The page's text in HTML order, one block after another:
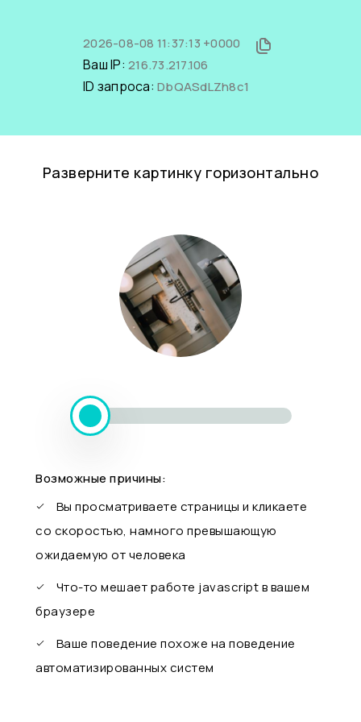
2026-08-08 11:37:13 +0000
Ваш IP: 216.73.217.106
ID запроса: DbQASdLZh8c1
Разверните картинку горизонтально
Возможные причины:
Вы просматриваете страницы и кликаете
со скоростью, намного превышающую
ожидаемую от человека
Что-то мешает работе javascript в вашем
браузере
Ваше поведение похоже на поведение
автоматизированных систем